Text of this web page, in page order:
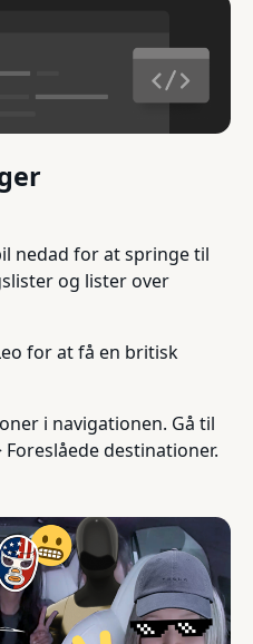
nedad for at springe til
og lister over
for at få en britisk
i navigationen. Gå til
destinationer.